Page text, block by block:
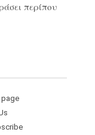
περίπου
page